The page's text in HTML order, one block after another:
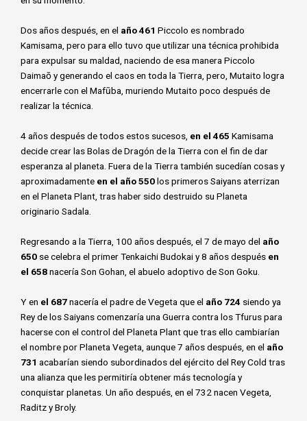
Dos años después, en el año 461 Piccolo es nombrado
Kamisama, pero para ello tuvo que utilizar una técnica prohibida
para expulsar su maldad, naciendo de esa manera Piccolo
Daimaō y generando el caos en toda la Tierra, pero, Mutaito logra
encerrarle con el Mafūba, muriendo Mutaito poco después de
realizar la técnica.
4 años después de todos estos sucesos, en el 465 Kamisama
decide crear las Bolas de Dragón de la Tierra con el fin de dar
esperanza al planeta. Fuera de la Tierra también sucedían cosas y
aproximadamente en el año 550los primeros Saiyans aterrizan
en el Planeta Plant, tras haber sido destruido su Planeta
originario Sadala.
Regresando a la Tierra, 100 años después, el 7 de mayo del año
650 se celebra el primer Tenkaichi Budokai y 8 años después en
el 658nacería Son Gohan, el abuelo adoptivo de Son Goku.
Y en el 687nacería el padre de Vegeta que el año 724 siendo ya
Rey de los Saiyans comenzaría una Guerra contra los Tfurus para
hacerse con el control del Planeta Plant que tras ello cambiarían
el nombre por Planeta Vegeta, aunque 7 años después, en el año
731 acabarían siendo subordinados del ejército del Rey Cold tras
una alianza que les permitiría obtener más tecnología y
conquistar planetas. Un año después, en el 732 nacen Vegeta,
Raditz y Broly.